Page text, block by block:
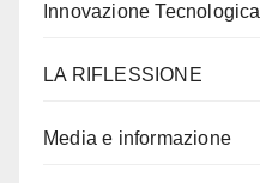
Innovazione Tecnologica
LA RIFLESSIONE
Media e informazione